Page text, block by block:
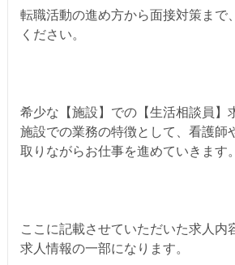
転職活動の進め方から面接対策まで
ください。
希少な【施設】での【生活相談員】
施設での業務の特徴として、看護師
取りながらお仕事を進めていきます。
ここに記載させていただいた求人内
求人情報の一部になります。